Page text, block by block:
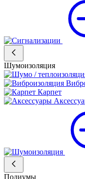
Шумоизоляция
Карпет
Подиумы